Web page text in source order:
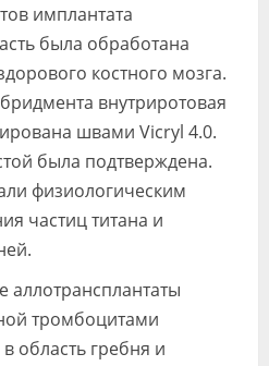
имплантата
была обработана
костного мозга.
внутриротовая
швами Vicryl 4.0.
была подтверждена.
физиологическим
частиц титана и
аллотрансплантаты
тромбоцитами
область гребня и